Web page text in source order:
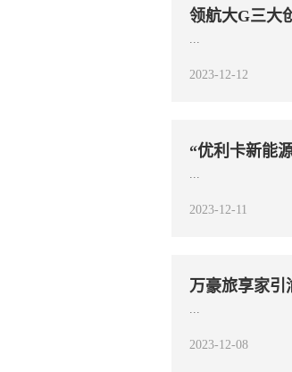
领航大G三大
...
2023-12-12
“优利卡新能
...
2023-12-11
万豪旅享家引
...
2023-12-08